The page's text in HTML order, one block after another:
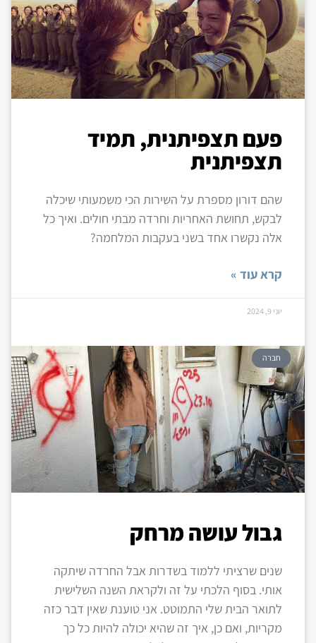
פעם תצפיתנית, תמיד
תצפיתנית
שהם דורון מספרת על השירות הכי משמעותי שיכלה
לבקש, תחושת האחריות וחרדה מבתי חולים. ואיך כל
אלה נקשרו אחד בשני בעקבות המלחמה?
קרא עוד »
יוני 9, 2024
חברה
גבול עושה מרחק
שנים שרציתי ללמוד בשדרות אבל החרדה שיתקה
אותי. בסוף הלכתי על זה ולקראת השנה השלישית
לתואר הבית שלי התמוטט. אני טוענת שאין דבר כזה
מקריות, ואם כן, איך זה שהיא יכולה להיות כל כך